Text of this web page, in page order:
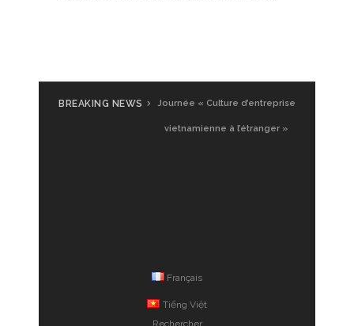
BREAKING NEWS Journée « Culture d’entreprise
vietnamienne à l’étranger »
Français
Tiếng Việt
Rechercher